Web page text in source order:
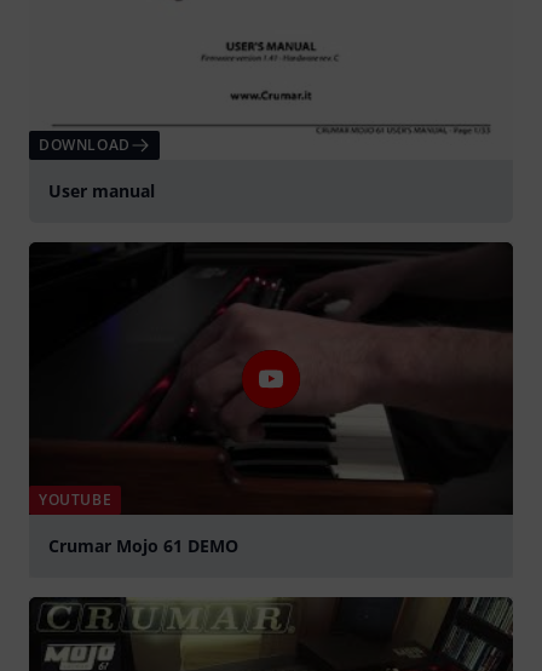
DOWNLOAD
User manual
YOUTUBE
Crumar Mojo 61 DEMO